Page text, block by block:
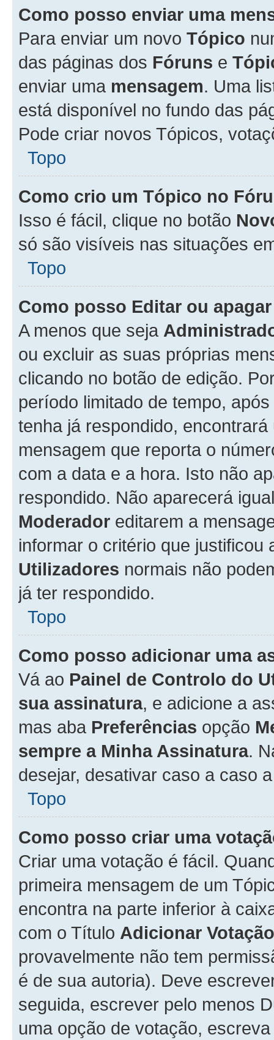
Como posso enviar uma
Para enviar um novo Tópico
das páginas dos Fóruns e
enviar uma mensagem. Uma
está disponível no fundo das
Pode criar novos Tópicos,
Topo
Como crio um Tópico no
Isso é fácil, clique no botão
só são visíveis nas situações
Topo
Como posso Editar ou
A menos que seja
ou excluir as suas próprias
clicando no botão de edição.
período limitado de tempo,
tenha já respondido,
mensagem que reporta o
com a data e a hora. Isto não
respondido. Não aparecerá
Moderador editarem a
informar o critério que
Utilizadores normais não
já ter respondido.
Topo
Como posso adicionar uma
Vá ao Painel de Controlo do
sua assinatura, e adicione a
mas aba Preferências opção
sempre a Minha Assinatura.
desejar, desativar caso a caso
Topo
Como posso criar uma
Criar uma votação é fácil.
primeira mensagem de um
encontra na parte inferior à
com o Título Adicionar Votação
provavelmente não tem
é de sua autoria). Deve
seguida, escrever pelo menos
uma opção de votação,